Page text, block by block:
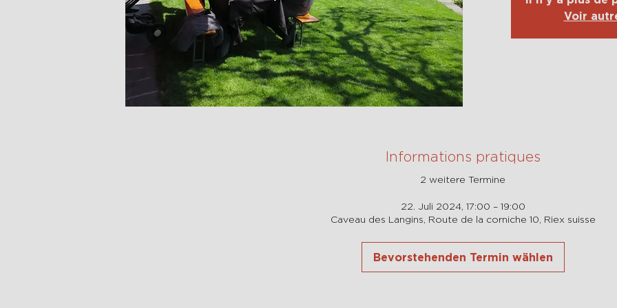
Voir
Informations pratiques
2 weitere Termine
22. Juli 2024, 17:00 – 19:00
Caveau des Langins, Route de la corniche 10, Riex suisse
Bevorstehenden Termin wählen